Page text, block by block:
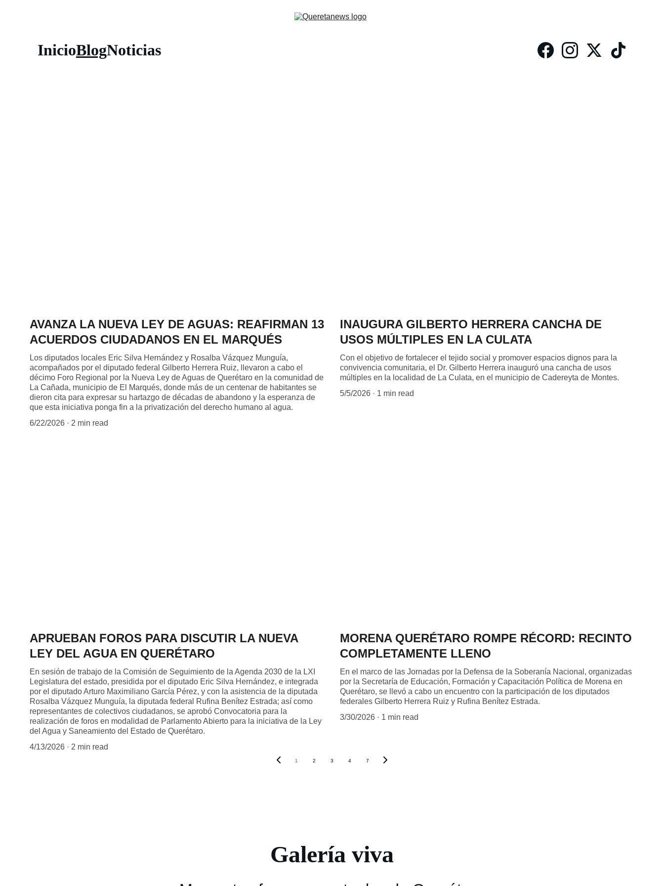
InicioBlogNoticias
AVANZA LA NUEVA LEY DE AGUAS: REAFIRMAN 13
ACUERDOS CIUDADANOS EN EL MARQUÉS
Los diputados locales Eric Silva Hernández y Rosalba Vázquez Munguía,
acompañados por el diputado federal Gilberto Herrera Ruiz, llevaron a cabo el
décimo Foro Regional por la Nueva Ley de Aguas de Querétaro en la comunidad de
La Cañada, municipio de El Marqués, donde más de un centenar de habitantes se
dieron cita para expresar su hartazgo de décadas de abandono y la esperanza de
que esta iniciativa ponga fin a la privatización del derecho humano al agua.
6/22/2026
2 min read
INAUGURA GILBERTO HERRERA CANCHA DE
USOS MÚLTIPLES EN LA CULATA
Con el objetivo de fortalecer el tejido social y promover espacios dignos para la
convivencia comunitaria, el Dr. Gilberto Herrera inauguró una cancha de usos
múltiples en la localidad de La Culata, en el municipio de Cadereyta de Montes.
5/5/2026
1 min read
APRUEBAN FOROS PARA DISCUTIR LA NUEVA
LEY DEL AGUA EN QUERÉTARO
En sesión de trabajo de la Comisión de Seguimiento de la Agenda 2030 de la LXI
Legislatura del estado, presidida por el diputado Eric Silva Hernández, e integrada
por el diputado Arturo Maximiliano García Pérez, y con la asistencia de la diputada
Rosalba Vázquez Munguía, la diputada federal Rufina Benítez Estrada; así como
representantes de colectivos ciudadanos, se aprobó Convocatoria para la
realización de foros en modalidad de Parlamento Abierto para la iniciativa de la Ley
del Agua y Saneamiento del Estado de Querétaro.
4/13/2026
2 min read
MORENA QUERÉTARO ROMPE RÉCORD: RECINTO
COMPLETAMENTE LLENO
En el marco de las Jornadas por la Defensa de la Soberanía Nacional, organizadas
por la Secretaría de Educación, Formación y Capacitación Política de Morena en
Querétaro, se llevó a cabo un encuentro con la participación de los diputados
federales Gilberto Herrera Ruiz y Rufina Benítez Estrada.
3/30/2026
1 min read
1 2 3 4 7
Galería viva